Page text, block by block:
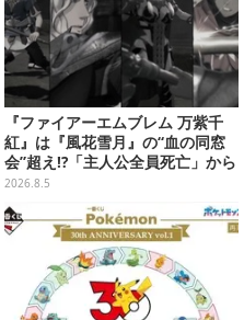
『ファイアーエムブレム 万紫千
紅』は『風花雪月』の“血の同窓
会”超え!?「主人公全員死亡」から
始まる物語は、様々なシリーズ作
を想起させる
2026.8.5